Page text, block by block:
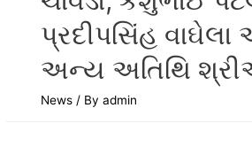
પ્રદીપસિંહ
અન્ય અતિથિ
News / Byadmin